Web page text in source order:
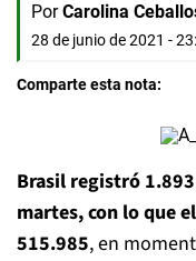
Por Carolina
28 de junio de 2021 -
Comparte esta nota:
Brasil registró
martes, con lo que
515.985, en